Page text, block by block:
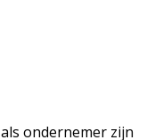
ondernemer zijn